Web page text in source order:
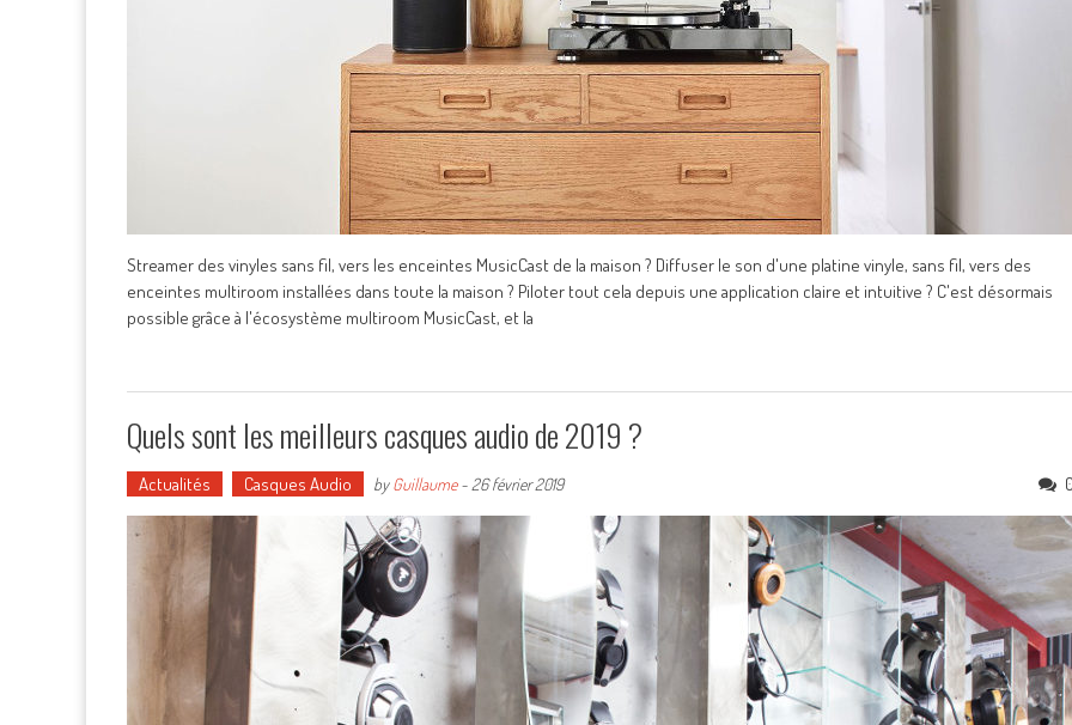
Streamer des vinyles sans fil, vers les enceintes MusicCast de la maison ? Diffuser le son d'une platine vinyle, sans fil, vers des
enceintes multiroom installées dans toute la maison ? Piloter tout cela depuis une application claire et intuitive ? C'est désormais
possible grâce à l'écosystème multiroom MusicCast, et la
Quels sont les meilleurs casques audio de 2019 ?
Actualités Casques Audio byGuillaume- 26 février 2019